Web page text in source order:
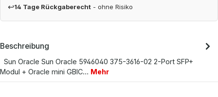
↩14 Tage Rückgaberecht - ohne Risiko
Beschreibung
Sun Oracle Sun Oracle 5946040 375-3616-02 2-Port SFP+
Modul + Oracle mini GBIC… Mehr